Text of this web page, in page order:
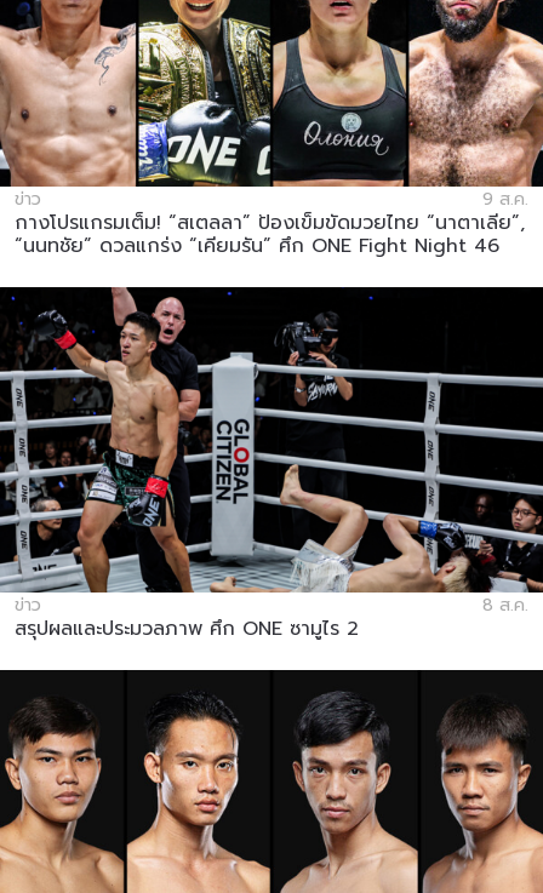
ข่าว 9 ส.ค.
กางโปรแกรมเต็ม! “สเตลลา” ป้องเข็มขัดมวยไทย “นาตาเลีย”,
“นนทชัย” ดวลแกร่ง “เคียมรัน” ศึก ONE Fight Night 46
ข่าว 8 ส.ค.
สรุปผลและประมวลภาพ ศึก ONE ซามูไร 2